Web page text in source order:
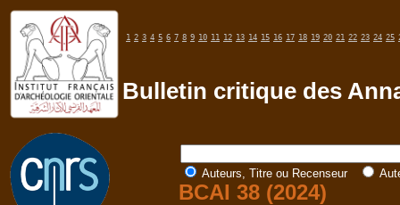
1 2 3 4 5 6 7 8 9 10 11 12 13 14 15 16 17 18 19 20 21 22 23 24 25
Bulletin critique des
Auteurs, Titre ou Recenseur
BCAI 38 (2024)